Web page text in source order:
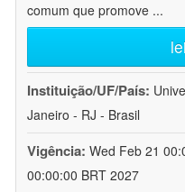
comum que promove ...
Instituição/UF/País:
Janeiro - RJ - Brasil
Vigência: Wed Feb 21
00:00:00 BRT 2027